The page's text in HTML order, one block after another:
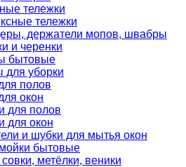
тележки
тележки
держатели мопов, швабры
и черенки
бытовые
для уборки
полов
окон
для полов
для окон
и шубки для мытья окон
бытовые
метёлки, веники